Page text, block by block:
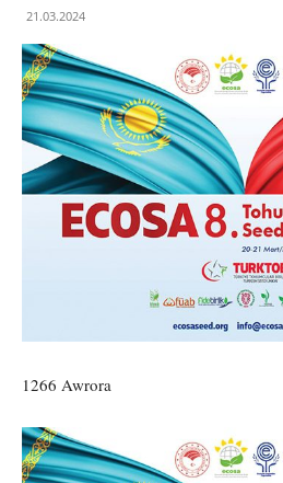
21.03.2024
1266 Awrora